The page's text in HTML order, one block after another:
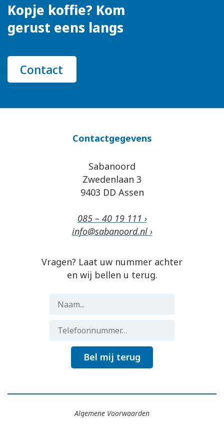
Kopje koffie? Kom
gerust eens langs
Contact
Contactgegevens
Sabanoord
Zwedenlaan 3
9403 DD Assen
085 – 40 19 111 ›
info@sabanoord.nl ›
Vragen? Laat uw nummer achter
en wij bellen u terug.
Bel mij terug
Algemene Voorwaarden